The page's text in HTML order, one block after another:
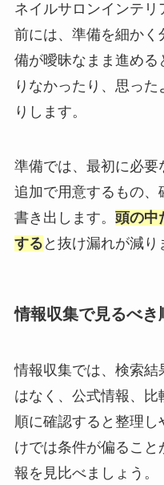
ネイルサロンインテ
前には、準備を細か
備が曖昧なまま進める
りなかったり、思っ
りします。
準備では、最初に必要
追加で用意するもの、
書き出します。 頭の中
する と抜け漏れが減り
情報収集で見るべき
情報収集では、検索
はなく、公式情報、
順に確認すると整理
けでは条件が偏るこ
報を見比べましょう。